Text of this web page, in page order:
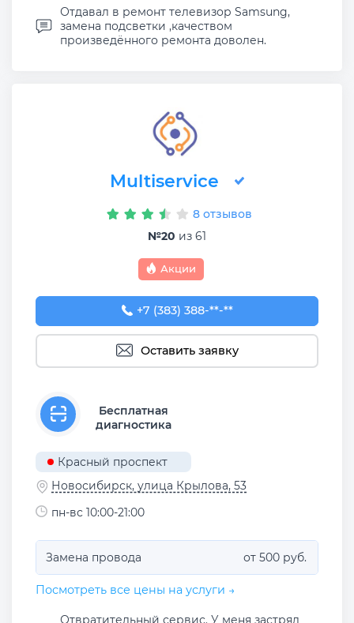
Отдавал в ремонт телевизор Samsung,
замена подсветки ,качеством
произведённого ремонта доволен.
Multiservice
8 отзывов
№20 из 61
Акции
+7 (383) 388-93-76
+7 (383) 388-**-**
Оставить заявку
Бесплатная
диагностика
Красный проспект
Новосибирск, улица Крылова, 53
пн-вс 10:00-21:00
Замена провода от 500 руб.
Посмотреть все цены на услуги →
Отвратительный сервис. У меня застрял